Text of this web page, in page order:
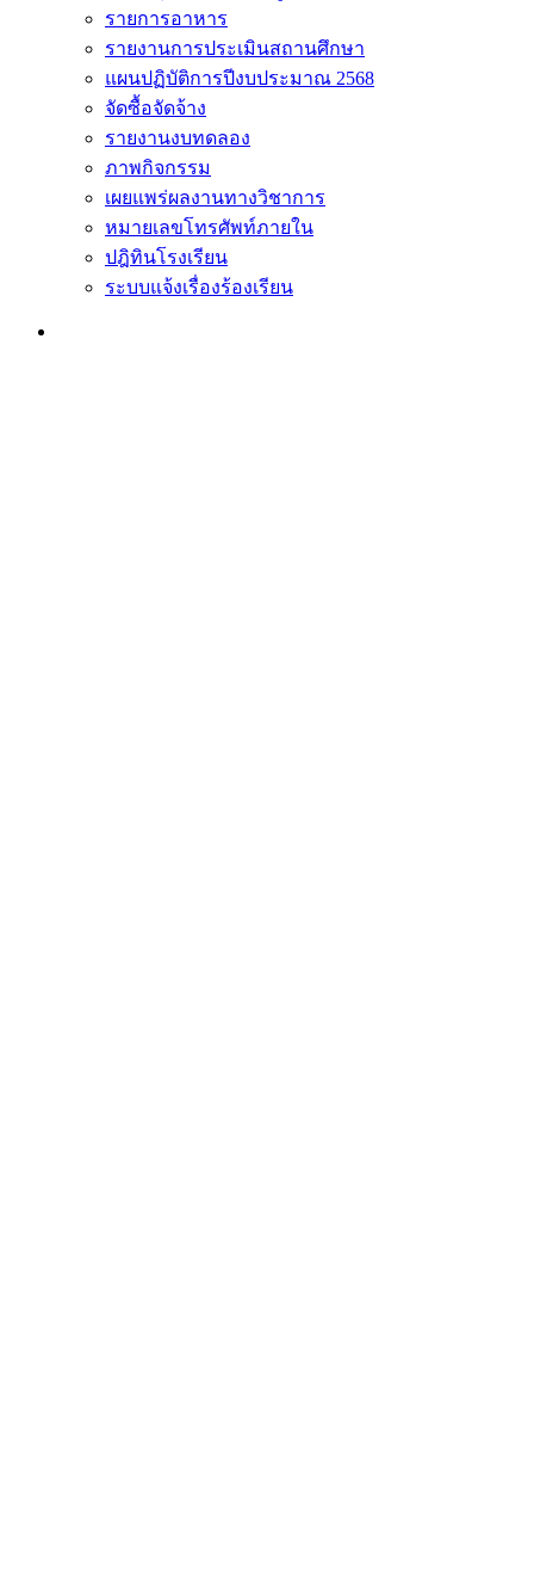
รายการอาหาร
รายงานการประเมินสถานศึกษา
แผนปฏิบัติการปีงบประมาณ 2568
จัดซื้อจัดจ้าง
รายงานงบทดลอง
ภาพกิจกรรม
เผยแพร่ผลงานทางวิชาการ
หมายเลขโทรศัพท์ภายใน
ปฎิทินโรงเรียน
ระบบแจ้งเรื่องร้องเรียน